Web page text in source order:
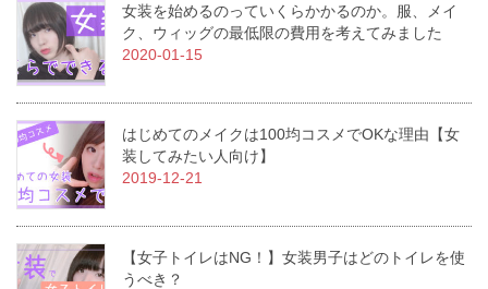
女装を始めるのっていくらかかるのか。服、メイ
ク、ウィッグの最低限の費用を考えてみました
2020-01-15
はじめてのメイクは100均コスメでOKな理由【女
装してみたい人向け】
2019-12-21
【女子トイレはNG！】女装男子はどのトイレを使
うべき？